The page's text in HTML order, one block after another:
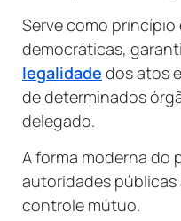
Serve como
democráticas,
legalidade dos atos
de determinados
delegado.
A forma moderna do
autoridades
controle mútuo.